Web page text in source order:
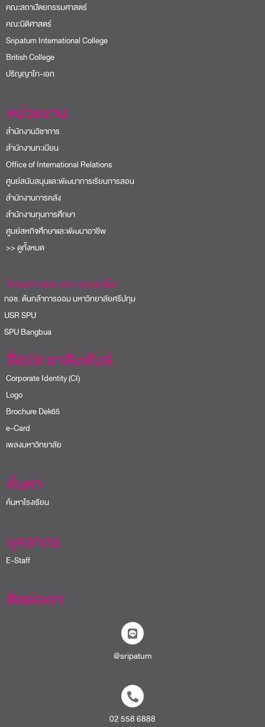
คณะสถาปัตยกรรมศาสตร์
คณะนิติศาสตร์
Sripatum International College
British College
ปริญญาโท-เอก
หน่วยงาน
สำนักงานวิชาการ
สำนักงานทะเบียน
Office of International Relations
ศูนย์สนับสนุนและพัฒนาการเรียนการสอน
สำนักงานการคลัง
สำนักงานทุนการศึกษา
ศูนย์สหกิจศึกษาและพัฒนาอาชีพ
>> ดูทั้งหมด
โครงการและความร่วมมือ
ช. ต้นกล้าการออม มหาวิทยาลัยศรีปทุม
SPU
Bangbua
สื่อประชาสัมพันธ์
Corporate Identity (CI)
Logo
Brochure Dek65
e-Card
เพลงมหาวิทยาลัย
ค้นหา
ค้นหาโรงเรียน
บุคลากร
E-Staff
ติดต่อเรา
@sripatum
02 558 6888